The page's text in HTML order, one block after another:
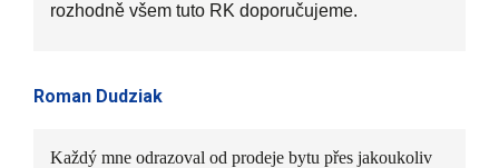
rozhodně všem tuto RK doporučujeme.
Roman Dudziak
Každý mne odrazoval od prodeje bytu přes jakoukoliv